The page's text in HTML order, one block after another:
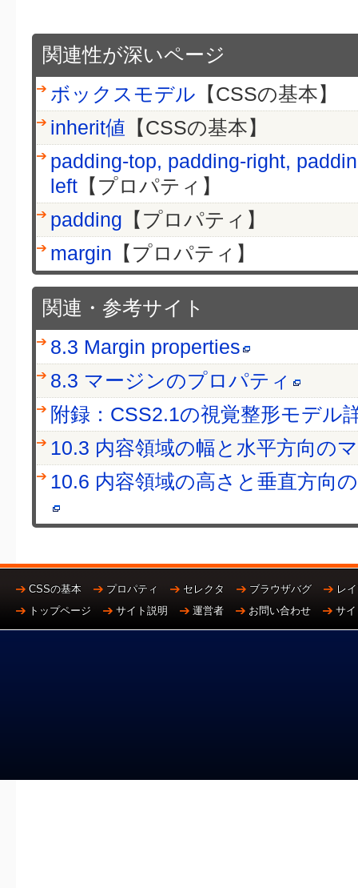
関連性が深いページ
ボックスモデル 【CSSの基本】
inherit値 【CSSの基本】
padding-top, padding-right,
left 【プロパティ】
padding 【プロパティ】
margin 【プロパティ】
関連・参考サイト
8.3 Margin properties
8.3 マージンのプロパティ
附録：CSS2.1の視覚整形モデル
10.3 内容領域の幅と水平方向の
10.6 内容領域の高さと垂直方向
CSSの基本 プロパティ セレクタ ブラウザバグ
レ
トップページ
サイト説明 運営者 お問い合わせ サ